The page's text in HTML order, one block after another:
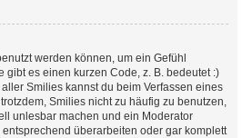
werden können, um ein Gefühl
gibt es einen kurzen Code, z. B. bedeutet :)
Smilies kannst du beim Verfassen eines
Smilies nicht zu häufig zu benutzen,
unlesbar machen und ein Moderator
überarbeiten oder gar komplett